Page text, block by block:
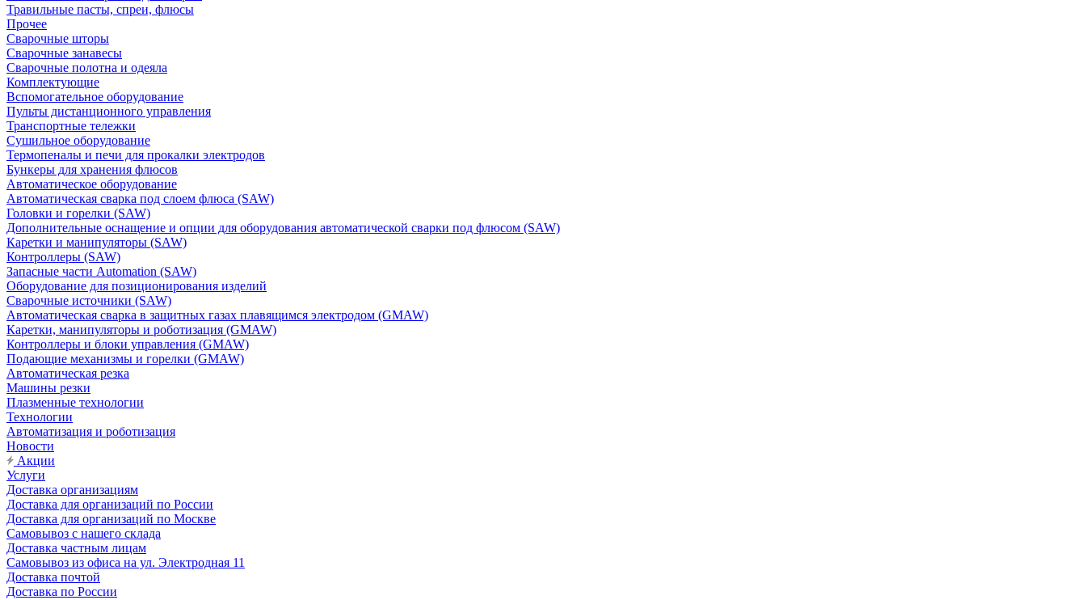
Травильные пасты, спреи, флюсы
Прочее
Сварочные шторы
Сварочные занавесы
Сварочные полотна и одеяла
Комплектующие
Вспомогательное оборудование
Пульты дистанционного управления
Транспортные тележки
Сушильное оборудование
Термопеналы и печи для прокалки электродов
Бункеры для хранения флюсов
Автоматическое оборудование
Автоматическая сварка под слоем флюса (SAW)
Головки и горелки (SAW)
Дополнительные оснащение и опции для оборудования автоматической сварки под флюсом (SAW)
Каретки и манипуляторы (SAW)
Контроллеры (SAW)
Запасные части Automation (SAW)
Оборудование для позиционирования изделий
Сварочные источники (SAW)
Автоматическая сварка в защитных газах плавящимся электродом (GMAW)
Каретки, манипуляторы и роботизация (GMAW)
Контроллеры и блоки управления (GMAW)
Подающие механизмы и горелки (GMAW)
Автоматическая резка
Машины резки
Плазменные технологии
Технологии
Автоматизация и роботизация
Новости
Акции
Услуги
Доставка организациям
Доставка для организаций по России
Доставка для организаций по Москве
Самовывоз с нашего склада
Доставка частным лицам
Самовывоз из офиса на ул. Электродная 11
Доставка почтой
Доставка по России